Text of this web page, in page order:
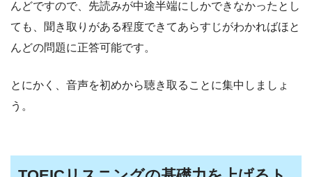
んどですので、先読みが中途半端にしかできなかったとし
ても、聞き取りがある程度できてあらすじがわかればほと
んどの問題に正答可能です。
とにかく、音声を初めから聴き取ることに集中しましょ
う。